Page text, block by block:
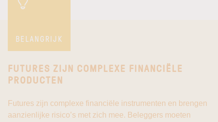
BELANGRIJK
FUTURES ZIJN COMPLEXE FINANCIËLE
PRODUCTEN
Futures zijn complexe financiële instrumenten en brengen
aanzienlijke risico’s met zich mee. Beleggers moeten